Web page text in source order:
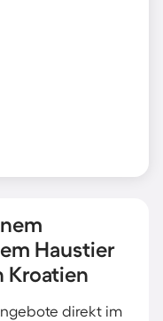
Haustier
Kroatien
direkt im